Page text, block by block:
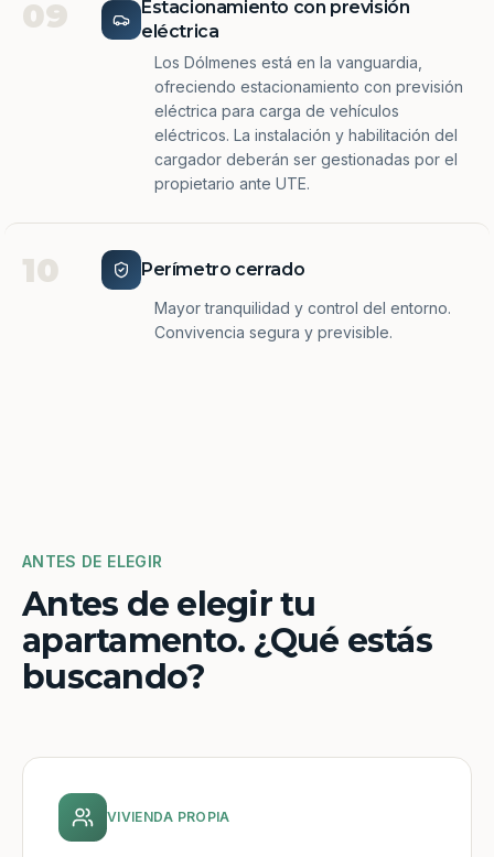
09
Estacionamiento con previsión
eléctrica
Los Dólmenes está en la vanguardia,
ofreciendo estacionamiento con previsión
eléctrica para carga de vehículos
eléctricos. La instalación y habilitación del
cargador deberán ser gestionadas por el
propietario ante UTE.
10 Perímetro cerrado
Mayor tranquilidad y control del entorno.
Convivencia segura y previsible.
ANTES DE ELEGIR
Antes de elegir tu
apartamento. ¿Qué estás
buscando?
VIVIENDA PROPIA